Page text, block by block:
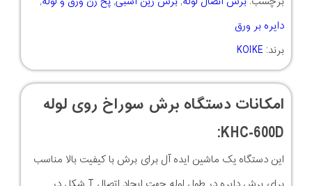
دایره بر ورق
برند: KOIKE
امکانات دستگاه برش سوراخ روی لوله
KHC-600D:
این دستگاه یک ماشین ایده آل برای برش با کیفیت بالا مناسب